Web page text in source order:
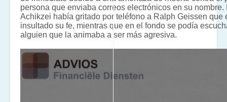
persona que enviaba correos electrónicos en su nombre.
Achikzei había gritado por teléfono a Ralph Geissen que
insultado su fe, mientras que en el fondo se podía
alguien que la animaba a ser más agresiva.